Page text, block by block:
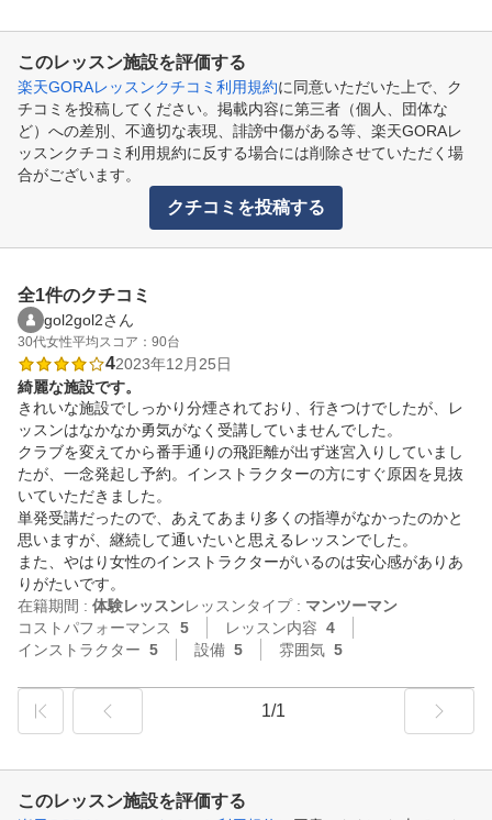
このレッスン施設を評価する
楽天GORAレッスンクチコミ利用規約に同意いただいた上で、ク
チコミを投稿してください。掲載内容に第三者（個人、団体な
ど）への差別、不適切な表現、誹謗中傷がある等、楽天GORAレ
ッスンクチコミ利用規約に反する場合には削除させていただく場
合がございます。
クチコミを投稿する
全1件のクチコミ
gol2gol2さん
30代女性平均スコア：90台
42023年12月25日
綺麗な施設です。
きれいな施設でしっかり分煙されており、行きつけでしたが、レ
ッスンはなかなか勇気がなく受講していませんでした。
クラブを変えてから番手通りの飛距離が出ず迷宮入りしていまし
たが、一念発起し予約。インストラクターの方にすぐ原因を見抜
いていただきました。
単発受講だったので、あえてあまり多くの指導がなかったのかと
思いますが、継続して通いたいと思えるレッスンでした。
また、やはり女性のインストラクターがいるのは安心感がありあ
りがたいです。
在籍期間 : 体験レッスンレッスンタイプ : マンツーマン
コストパフォーマンス
5 レッスン内容 4
インストラクター 5 設備 5 雰囲気 5
1/1
このレッスン施設を評価する